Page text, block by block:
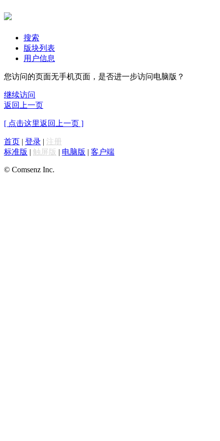
搜索
版块列表
用户信息
您访问的页面无手机页面，是否进一步访问电脑版？
继续访问
返回上一页
[ 点击这里返回上一页 ]
首页 | 登录 | 注册
标准版 | 触屏版 | 电脑版 | 客户端
© Comsenz Inc.